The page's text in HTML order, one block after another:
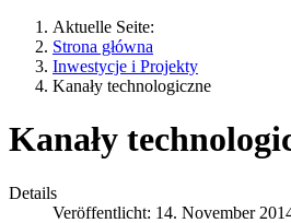
Aktuelle Seite:
Strona główna
Inwestycje i Projekty
Kanały technologiczne
Kanały
Details
Veröffentlicht: 14. November